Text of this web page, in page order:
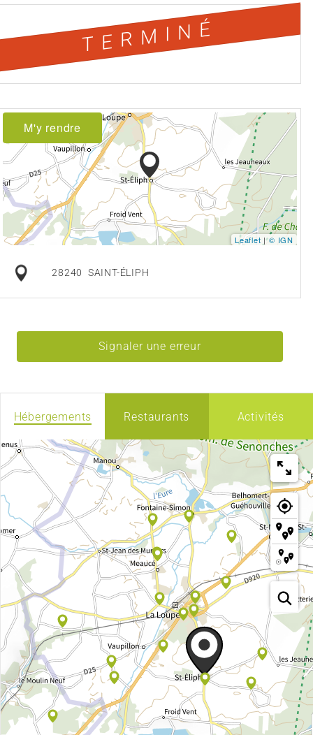
TERMINÉ
M'y rendre
Leaflet |© IGN
28240 SAINT-ÉLIPH
Signaler une erreur
Hébergements Restaurants Activités